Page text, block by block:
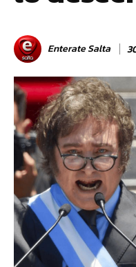
Enterate Salta